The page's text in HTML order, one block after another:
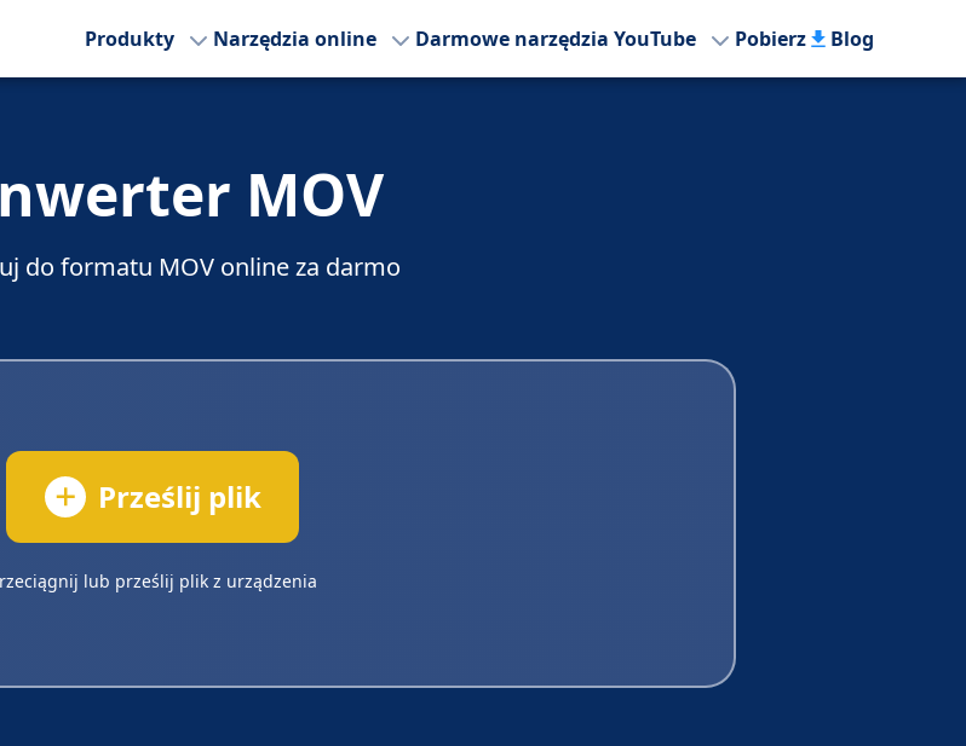
Produkty Narzędzia online Darmowe narzędzia YouTube Pobierz Blog
MOV
do formatu MOV online za darmo
Prześlij plik
lub prześlij plik z urządzenia